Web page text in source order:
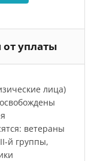
уплаты
лица)
ветераны
й группы,